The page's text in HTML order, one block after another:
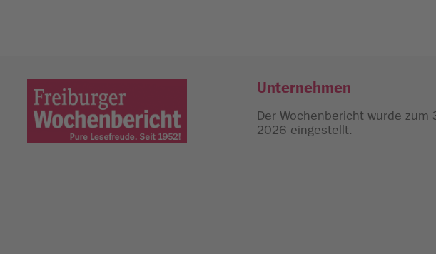
Unternehmen
Der Wochenbericht wurde zum
2026 eingestellt.